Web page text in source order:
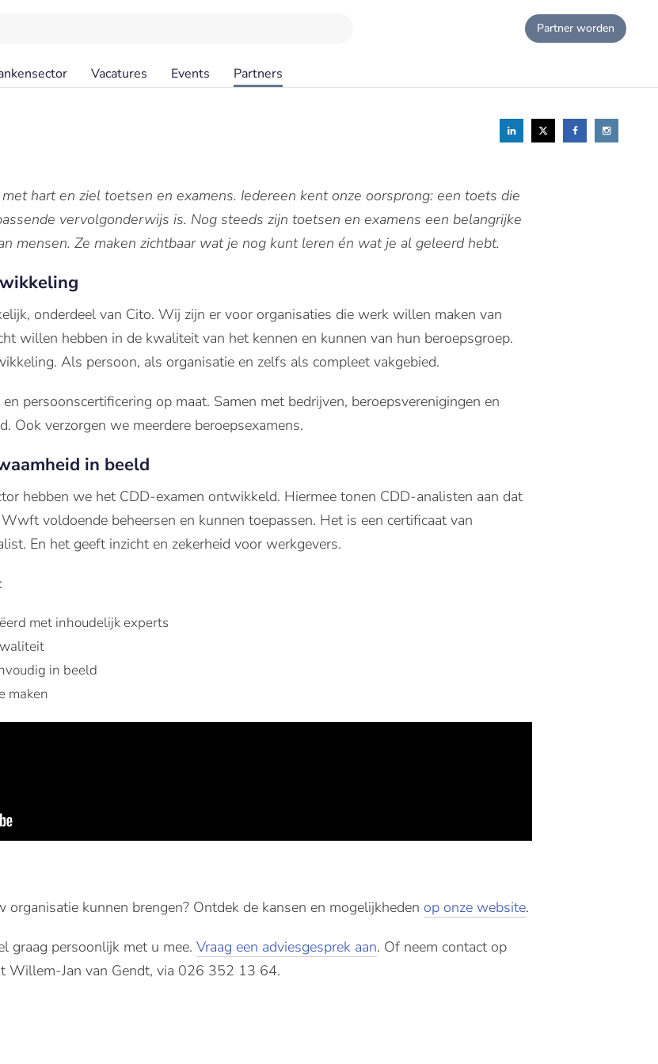
Partner worden
Vacatures Events Partners
hart en ziel toetsen en examens. Iedereen kent onze oorsprong: een toets die
vervolgonderwijs is. Nog steeds zijn toetsen en examens een belangrijke
mensen. Ze maken zichtbaar wat je nog kunt leren én wat je al geleerd hebt.
onderdeel van Cito. Wij zijn er voor organisaties die werk willen maken van
willen hebben in de kwaliteit van het kennen en kunnen van hun beroepsgroep.
Als persoon, als organisatie en zelfs als compleet vakgebied.
persoonscertificering op maat. Samen met bedrijven, beroepsverenigingen en
Ook verzorgen we meerdere beroepsexamens.
in beeld
hebben we het CDD-examen ontwikkeld. Hiermee tonen CDD-analisten aan dat
voldoende beheersen en kunnen toepassen. Het is een certificaat van
En het geeft inzicht en zekerheid voor werkgevers.
met inhoudelijk experts
in beeld
maken
kunnen brengen? Ontdek de kansen en mogelijkheden op onze website.
graag persoonlijk met u mee. Vraag een adviesgesprek aan. Of neem contact op
Willem-Jan van Gendt, via 026 352 13 64.